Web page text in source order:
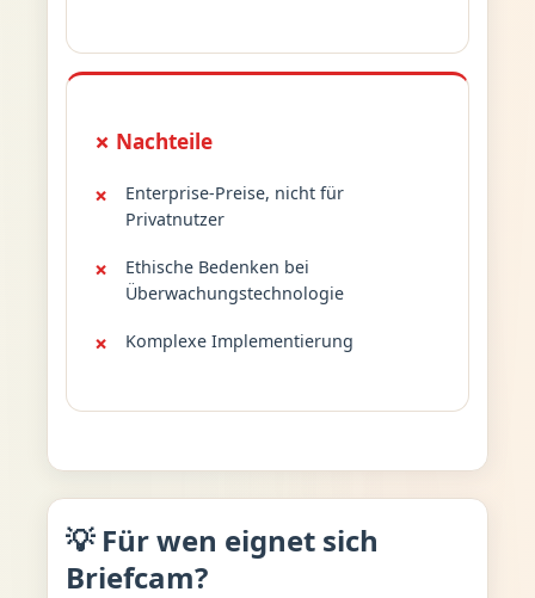
✗ Nachteile
Enterprise-Preise, nicht für
Privatnutzer
Ethische Bedenken bei
Überwachungstechnologie
Komplexe Implementierung
💡 Für wen eignet sich
Briefcam?